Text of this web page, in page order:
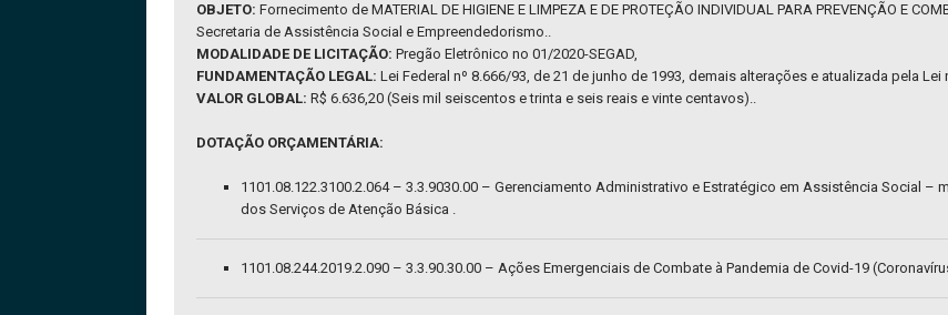
OBJETO: Fornecimento de MATERIAL DE HIGIENE E LIMPEZA E DE PROTEÇÃO INDIVIDUAL PARA PREVENÇÃO E
Secretaria de Assistência Social e Empreendedorismo..
MODALIDADE DE LICITAÇÃO: Pregão Eletrônico no 01/2020-SEGAD,
FUNDAMENTAÇÃO LEGAL: Lei Federal nº 8.666/93, de 21 de junho de 1993, demais alterações e atualizada pela Lei
VALOR GLOBAL: R$ 6.636,20 (Seis mil seiscentos e trinta e seis reais e vinte centavos)..
DOTAÇÃO ORÇAMENTÁRIA:
1101.08.122.3100.2.064 – 3.3.9030.00 – Gerenciamento Administrativo e Estratégico em Assistência Social –
dos Serviços de Atenção Básica .
1101.08.244.2019.2.090 – 3.3.90.30.00 – Ações Emergenciais de Combate à Pandemia de Covid-19